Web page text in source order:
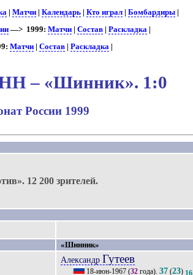
|Матчи |Календарь |Кто играл |Бомбардиры
—> 1999:Матчи |Состав |Раскладка |
Матчи |Состав |Раскладка |
– «Шинник». 1:0
России 1999
12 200 зрителей.
«Шинник»
Александр Гутеев
18-июн-1967 (32 года).37 (23)